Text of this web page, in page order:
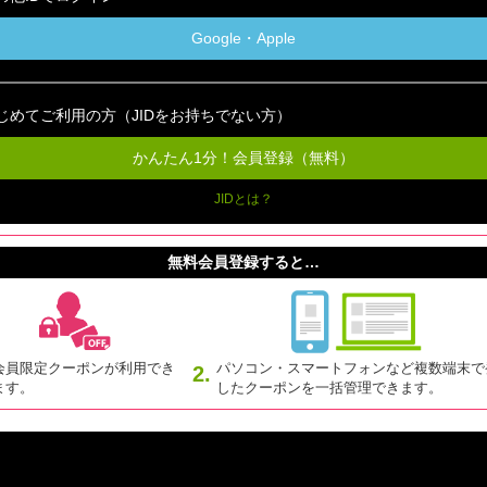
Google・Apple
めてご利用の方（JIDをお持ちでない方）
かんたん1分！会員登録（無料）
JIDとは？
無料会員登録すると…
員限定クーポンが利用でき
す。
2. パソコン・スマートフォンなど複数端末
したクーポンを一括管理できます。